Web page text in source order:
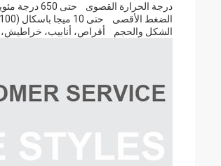
درجة الحرارة القصوى حتى 650 درجة مئوية (حسب المادة)
الضغط الأقصى حتى 10 ميجا باسكال (100 بار)
الشكل والحجم أقراص، أنابيب،